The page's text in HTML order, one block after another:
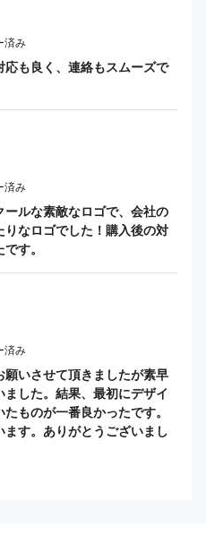
済み
も良く、連絡もスムーズで
済み
ールな素敵なロゴで、会社の
なロゴでした！購入後の対
す。
済み
いさせて頂きましたが素早
ました。結果、最初にデザイ
ものが一番良かったです。
ます。ありがとうございまし